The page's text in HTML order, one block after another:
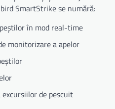
SmartStrike se numără:
în mod real-time
monitorizare a apelor
de pescuit